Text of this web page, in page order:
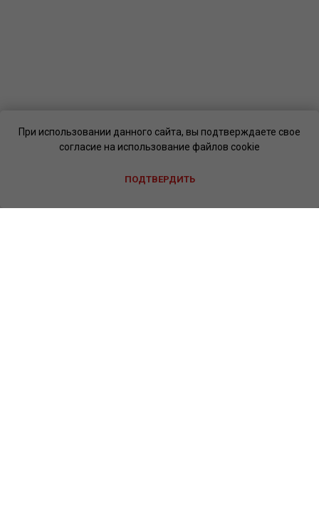
При использовании данного сайта, вы подтверждаете свое
согласие на использование файлов cookie
ПОДТВЕРДИТЬ